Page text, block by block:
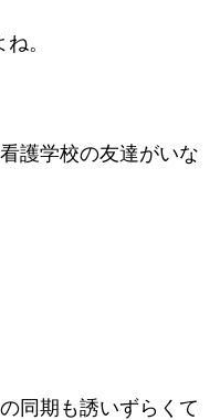
。
護学校の友達がいな
同期も誘いずらくて